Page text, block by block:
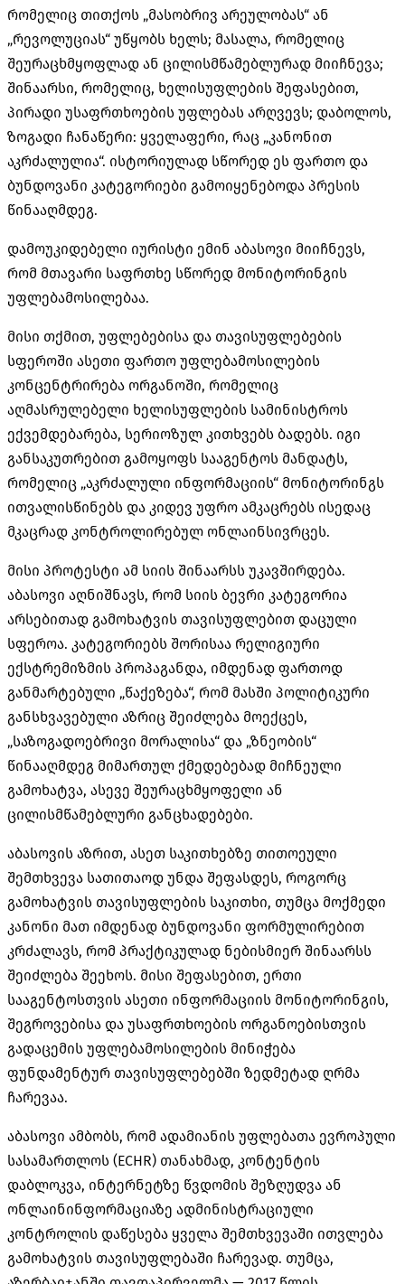
რომელიც თითქოს „მასობრივ არეულობას“ ან
„რევოლუციას“ უწყობს ხელს; მასალა, რომელიც
შეურაცხმყოფლად ან ცილისმწამებლურად მიიჩნევა;
შინაარსი, რომელიც, ხელისუფლების შეფასებით,
პირადი უსაფრთხოების უფლებას არღვევს; დაბოლოს,
ზოგადი ჩანაწერი: ყველაფერი, რაც „კანონით
აკრძალულია“. ისტორიულად სწორედ ეს ფართო და
ბუნდოვანი კატეგორიები გამოიყენებოდა პრესის
წინააღმდეგ.
დამოუკიდებელი იურისტი ემინ აბასოვი მიიჩნევს,
რომ მთავარი საფრთხე სწორედ მონიტორინგის
უფლებამოსილებაა.
მისი თქმით, უფლებებისა და თავისუფლებების
სფეროში ასეთი ფართო უფლებამოსილების
კონცენტრირება ორგანოში, რომელიც
აღმასრულებელი ხელისუფლების სამინისტროს
ექვემდებარება, სერიოზულ კითხვებს ბადებს. იგი
განსაკუთრებით გამოყოფს სააგენტოს მანდატს,
რომელიც „აკრძალული ინფორმაციის“ მონიტორინგს
ითვალისწინებს და კიდევ უფრო ამკაცრებს ისედაც
მკაცრად კონტროლირებულ ონლაინსივრცეს.
მისი პროტესტი ამ სიის შინაარსს უკავშირდება.
აბასოვი აღნიშნავს, რომ სიის ბევრი კატეგორია
არსებითად გამოხატვის თავისუფლებით დაცული
სფეროა. კატეგორიებს შორისაა რელიგიური
ექსტრემიზმის პროპაგანდა, იმდენად ფართოდ
განმარტებული „წაქეზება“, რომ მასში პოლიტიკური
განსხვავებული აზრიც შეიძლება მოექცეს,
„საზოგადოებრივი მორალისა“ და „ზნეობის“
წინააღმდეგ მიმართულ ქმედებებად მიჩნეული
გამოხატვა, ასევე შეურაცხმყოფელი ან
ცილისმწამებლური განცხადებები.
აბასოვის აზრით, ასეთ საკითხებზე თითოეული
შემთხვევა სათითაოდ უნდა შეფასდეს, როგორც
გამოხატვის თავისუფლების საკითხი, თუმცა მოქმედი
კანონი მათ იმდენად ბუნდოვანი ფორმულირებით
კრძალავს, რომ პრაქტიკულად ნებისმიერ შინაარსს
შეიძლება შეეხოს. მისი შეფასებით, ერთი
სააგენტოსთვის ასეთი ინფორმაციის მონიტორინგის,
შეგროვებისა და უსაფრთხოების ორგანოებისთვის
გადაცემის უფლებამოსილების მინიჭება
ფუნდამენტურ თავისუფლებებში ზედმეტად ღრმა
ჩარევაა.
აბასოვი ამბობს, რომ ადამიანის უფლებათა ევროპული
სასამართლოს (ECHR) თანახმად, კონტენტის
დაბლოკვა, ინტერნეტზე წვდომის შეზღუდვა ან
ონლაინინფორმაციაზე ადმინისტრაციული
კონტროლის დაწესება ყველა შემთხვევაში ითვლება
გამოხატვის თავისუფლებაში ჩარევად. თუმცა,